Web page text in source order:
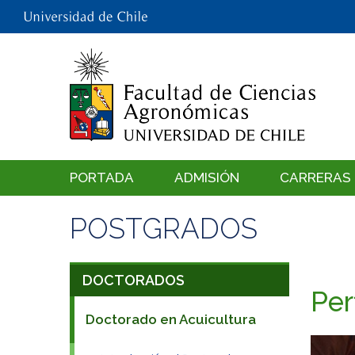
PORTADA ADMISIÓN CARRERAS
POSTGRADOS
DOCTORADOS
Doctorado en Acuicultura